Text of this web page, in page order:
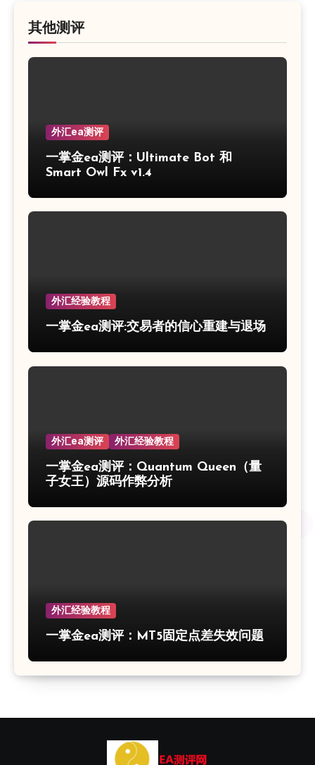
其他测评
外汇ea测评
一掌金ea测评：Ultimate Bot 和
Smart Owl Fx v1.4
外汇经验教程
一掌金ea测评:交易者的信心重建与退场
外汇ea测评 外汇经验教程
一掌金ea测评：Quantum Queen（量
子女王）源码作弊分析
外汇经验教程
一掌金ea测评：MT5固定点差失效问题